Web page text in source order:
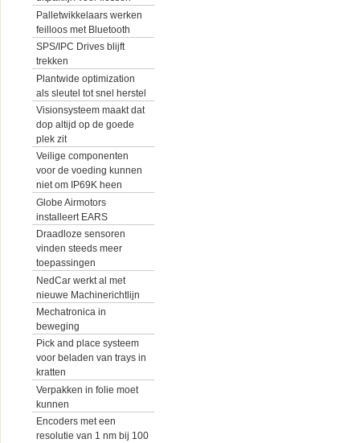
Palletwikkelaars werken
feilloos met Bluetooth
SPS/IPC Drives blijft
trekken
Plantwide optimization
als sleutel tot snel herstel
Visionsysteem maakt dat
dop altijd op de goede
plek zit
Veilige componenten
voor de voeding kunnen
niet om IP69K heen
Globe Airmotors
installeert EARS
Draadloze sensoren
vinden steeds meer
toepassingen
NedCar werkt al met
nieuwe Machinerichtlijn
Mechatronica in
beweging
Pick and place systeem
voor beladen van trays in
kratten
Verpakken in folie moet
kunnen
Encoders met een
resolutie van 1 nm bij 100